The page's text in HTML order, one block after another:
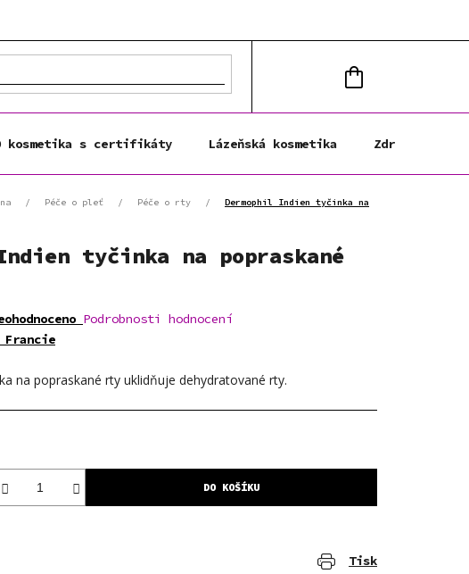
KOŠÍK
kosmetika s certifikáty Lázeňská kosmetika Zdravá výživa
/ Péče o pleť / Péče o rty /
Dermophil Indien tyčinka na
tyčinka na popraskané
Podrobnosti hodnocení
Francie
na popraskané rty uklidňuje dehydratované rty.
DO KOŠÍKU
Tisk